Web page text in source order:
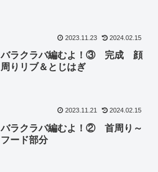
2023.11.23 2024.02.15
バラクラバ編むよ！③ 完成 顔
周りリブ＆とじはぎ
2023.11.21 2024.02.15
バラクラバ編むよ！② 首周り～
フード部分